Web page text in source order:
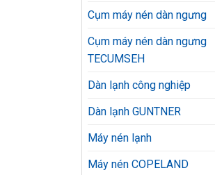
Cụm máy nén dàn ngưng
Cụm máy nén dàn ngưng
TECUMSEH
Dàn lạnh công nghiệp
Dàn lạnh GUNTNER
Máy nén lạnh
Máy nén COPELAND